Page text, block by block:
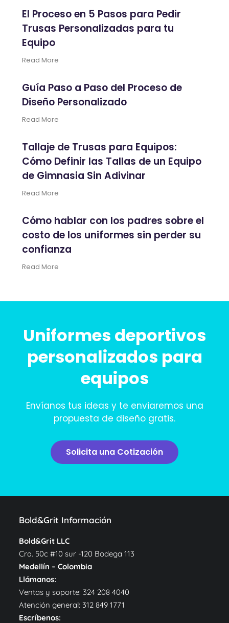
El Proceso en 5 Pasos para Pedir
Trusas Personalizadas para tu
Equipo
Read More
Guía Paso a Paso del Proceso de
Diseño Personalizado
Read More
Tallaje de Trusas para Equipos:
Cómo Definir las Tallas de un Equipo
de Gimnasia Sin Adivinar
Read More
Cómo hablar con los padres sobre el
costo de los uniformes sin perder su
confianza
Read More
Uniformes deportivos
personalizados para
equipos
Envíanos tus ideas y te enviaremos una
propuesta de diseño gratis.
Solicita una Cotización
Bold&Grit Información
Bold&Grit LLC
Cra. 50c #10 sur -120 Bodega 113
Medellín – Colombia
Llámanos:
Ventas y soporte: 324 208 4040
Atención general: 312 849 1771
Escríbenos: